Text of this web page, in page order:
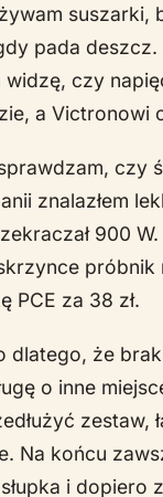
suszarki,
pada deszcz.
widzę, czy
a Victronowi
czy
znalazłem
900
próbnik
PCE za 38 zł.
dlatego, że
o inne
zestaw,
Na końcu
i dopiero